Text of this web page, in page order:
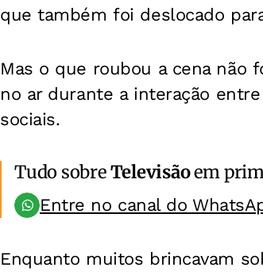
que também foi deslocado
Mas o que roubou a cena não
no ar durante a interação
sociais.
Tudo sobreTelevisãoem
Entre no canal do
Enquanto muitos brincavam